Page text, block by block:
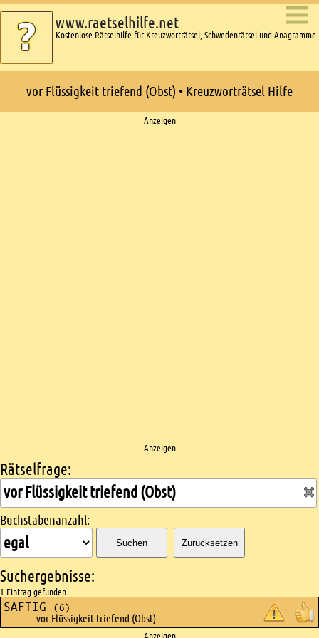
www.raetselhilfe.net
Kostenlose Rätselhilfe für Kreuzworträtsel, Schwedenrätsel und Anagramme.
vor Flüssigkeit triefend (Obst) • Kreuzworträtsel Hilfe
Anzeigen
Anzeigen
Kreuzworträtsel suchen
Rätselfrage:
Buchstabenanzahl:
Suchen Zurücksetzen
Suchergebnisse:
1 Eintrag gefunden
SAFTIG (6)
vor Flüssigkeit triefend (Obst)